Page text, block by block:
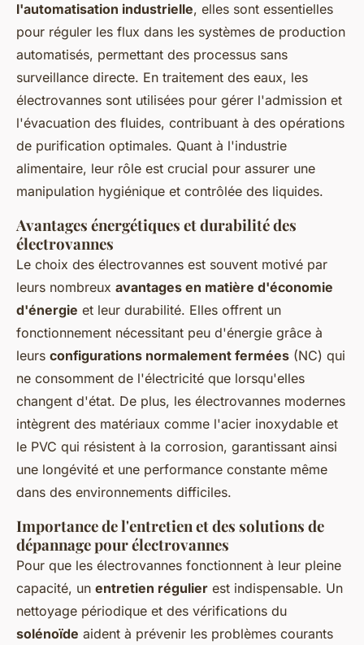
l'automatisation industrielle, elles sont essentielles
pour réguler les flux dans les systèmes de production
automatisés, permettant des processus sans
surveillance directe. En traitement des eaux, les
électrovannes sont utilisées pour gérer l'admission et
l'évacuation des fluides, contribuant à des opérations
de purification optimales. Quant à l'industrie
alimentaire, leur rôle est crucial pour assurer une
manipulation hygiénique et contrôlée des liquides.
Avantages énergétiques et durabilité des
électrovannes
Le choix des électrovannes est souvent motivé par
leurs nombreux avantages en matière d'économie
d'énergie et leur durabilité. Elles offrent un
fonctionnement nécessitant peu d'énergie grâce à
leurs configurations normalement fermées (NC) qui
ne consomment de l'électricité que lorsqu'elles
changent d'état. De plus, les électrovannes modernes
intègrent des matériaux comme l'acier inoxydable et
le PVC qui résistent à la corrosion, garantissant ainsi
une longévité et une performance constante même
dans des environnements difficiles.
Importance de l'entretien et des solutions de
dépannage pour électrovannes
Pour que les électrovannes fonctionnent à leur pleine
capacité, un entretien régulier est indispensable. Un
nettoyage périodique et des vérifications du
solénoïde aident à prévenir les problèmes courants